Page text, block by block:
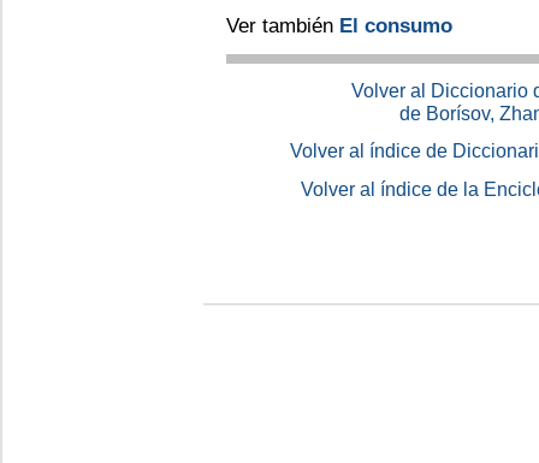
Ver también El consumo
Volver al Diccionario
de Borísov,
Volver al índice de
Volver al índice de la